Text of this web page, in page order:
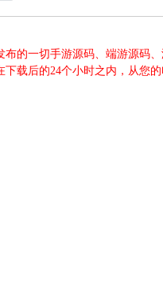
的一切手游源码、端游源码
下载后的24个小时之内，从您